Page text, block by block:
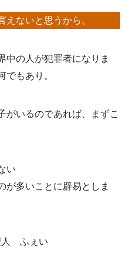
えないと思うから。
中の人が犯罪者になりま
でもあり。
がいるのであれば、まずこ
い
が多いことに辟易としま
人 ふぇい